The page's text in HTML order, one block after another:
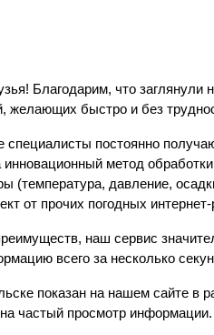
Благодарим, что
желающих быстро и без
постоянно
инновационный метод
(температура, давление,
от прочих погодных
наш сервис
всего за несколько
показан на нашем сайте
частый просмотр информации.